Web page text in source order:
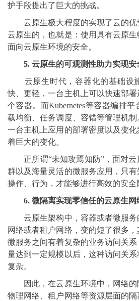
护手段提出了巨大的挑战。
云原生极大程度的实现了云的优
云原生的，也就是：使用具有云原
面向云原生环境的安全。
5. 云原生的可观测性助力实现
云原生时代，容器化的基础设
快、更轻，一台主机上可以快速部
个容器。而Kubernetes等容器编排
载均衡、任务调度、容错等管理机制
一台主机上应用的部署密度以及变
着巨大的变化。
正所谓“未知攻焉知防”，面对云
群以及海量灵活的微服务应用，只
操作、行为，才能够进行高效的安全
6. 微隔离实现零信任的云原生网
云原生架构中，容器或者微服务
网络或者租户网络，变的短了很多，
微服务之间有着复杂的业务访问关
量达到一定规模以后，这种访问关
复杂。
因此，在云原生环境中，网络的
物理网络、租户网络等资源层面的